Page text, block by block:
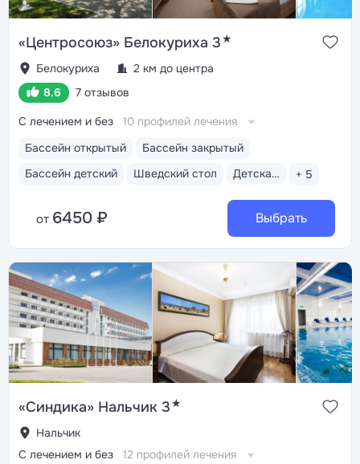
«Центросоюз» Белокуриха 3★
Белокуриха
2 км до центра
8.6
7 отзывов
Бассейн открытый
Бассейн закрытый
Бассейн детский
Шведский стол Детская анимация + 5
С лечением и без 10 профилей лечения
от 6450 ₽ Выбрать
«Синдика» Нальчик 3★
Нальчик
С лечением и без 12 профилей лечения